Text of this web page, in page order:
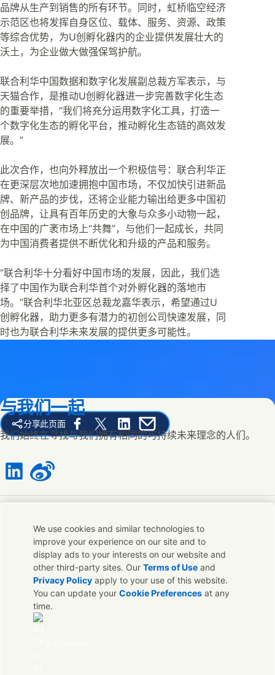
品牌从生产到销售的所有环节。同时，虹桥临空经济
示范区也将发挥自身区位、载体、服务、资源、政策
等综合优势，为U创孵化器内的企业提供发展壮大的
沃土，为企业做大做强保驾护航。
联合利华中国数据和数字化发展副总裁方军表示，与
天猫合作，是推动U创孵化器进一步完善数字化生态
的重要举措，“我们将充分运用数字化工具，打造一
个数字化生态的孵化平台，推动孵化生态链的高效发
展。”
此次合作，也向外释放出一个积极信号：联合利华正
在更深层次地加速拥抱中国市场，不仅加快引进新品
牌、新产品的步伐，还将企业能力输出给更多中国初
创品牌，让具有百年历史的大象与众多小动物一起，
在中国的广袤市场上“共舞”，与他们一起成长，共同
为中国消费者提供不断优化和升级的产品和服务。
“联合利华十分看好中国市场的发展，因此，我们选
择了中国作为联合利华首个对外孵化器的落地市
场。”联合利华北亚区总裁龙嘉华表示，希望通过U
创孵化器，助力更多有潜力的初创公司快速发展，同
时也为联合利华未来发展的提供更多可能性。
分享此页面
Share this page on Facebook
Share this page on X
Share this page on Linked In
Share this page on E-mail
与我们一起
我们始终在寻找与我们拥有相同的可持续未来理念的人们。
with us on LinkedIn
Connect with us on Weibo
联系我们
联系联合利华和专家团队，或者寻找遍布全球的联络点。
联系我们
联系联合利华中国
常见问题
We use cookies and similar technologies to
improve your experience on our site and to
display ads to your interests on our website and
other third-party sites. OurTerms of Use and
Privacy Policy apply to your use of this website.
You can update yourCookie Preferences at any
time.